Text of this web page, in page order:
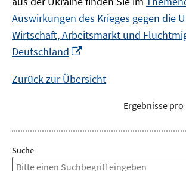
Auswirkungen des Krieges gegen die
Wirtschaft, Arbeitsmarkt und
Deutschland
Fenster
Zurück zur Übersicht
Ergebnisse pro
Suche